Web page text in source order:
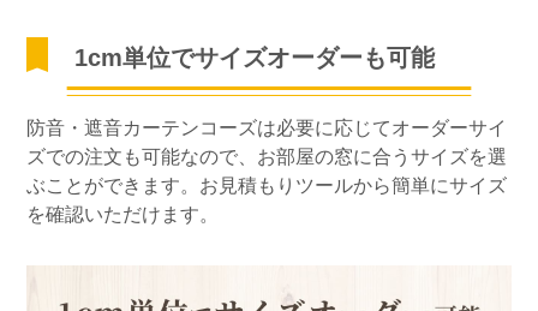
1cm単位でサイズオーダーも可能
防音・遮音カーテンコーズは必要に応じてオーダーサイ
ズでの注文も可能なので、お部屋の窓に合うサイズを選
ぶことができます。お見積もりツールから簡単にサイズ
を確認いただけます。